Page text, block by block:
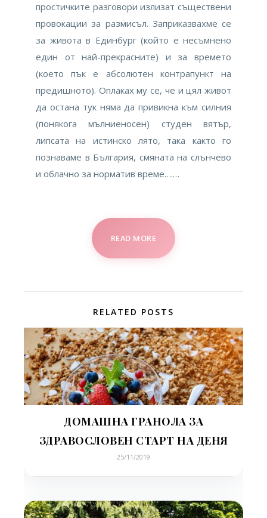
простичките разговори излизат съществени
провокации за размисъл. Заприказвахме се
за живота в Единбург (който е несъмнено
един от най-прекрасните) и за времето
(което пък е абсолютен контрапункт на
предишното). Оплаках му се, че и цял живот
да остана тук няма да привикна към силния
(понякога мълниеносен) студен вятър,
липсата на истинско лято, така както го
познаваме в България, смяната на слънчево
и облачно за норматив време….…
READ MORE
RELATED POSTS
ДОМАШНА ГРАНОЛА ЗА
ЗДРАВОСЛОВЕН СТАРТ НА ДЕНЯ
25/11/2019